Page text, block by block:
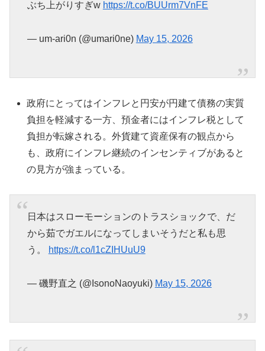
ぶち上がりすぎw https://t.co/BUUrm7VnFE
— um-ari0n (@umari0ne) May 15, 2026
政府にとってはインフレと円安が円建て債務の実質
負担を軽減する一方、預金者にはインフレ税として
負担が転嫁される。外貨建て資産保有の観点から
も、政府にインフレ継続のインセンティブがあると
の見方が強まっている。
日本はスローモーションのトラスショックで、だ
から茹でガエルになってしまいそうだと私も思
う。
https://t.co/l1cZIHUuU9
— 磯野直之 (@IsonoNaoyuki) May 15, 2026